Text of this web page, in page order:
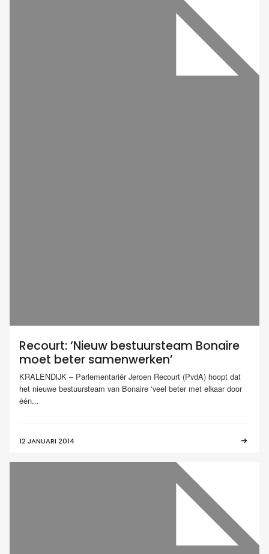
Recourt: ‘Nieuw bestuursteam Bonaire
moet beter samenwerken’
KRALENDIJK – Parlementariër Jeroen Recourt (PvdA) hoopt dat
het nieuwe bestuursteam van Bonaire ‘veel beter met elkaar door
één...
12 JANUARI 2014